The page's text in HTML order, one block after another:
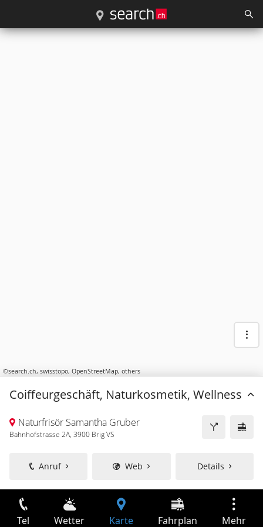
©search.ch, swisstopo, OpenStreetMap, others
Coiffeurgeschäft, Naturkosmetik, Wellness
Naturfrisör Samantha Gruber
Bahnhofstrasse 2A, 3900 Brig VS
Anruf Web Details
Tel Wetter Karte Fahrplan Mehr